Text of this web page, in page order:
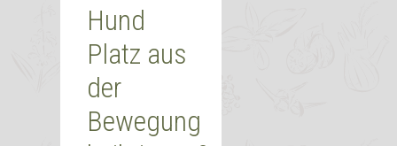
Hund
Platz aus
der
Bewegung